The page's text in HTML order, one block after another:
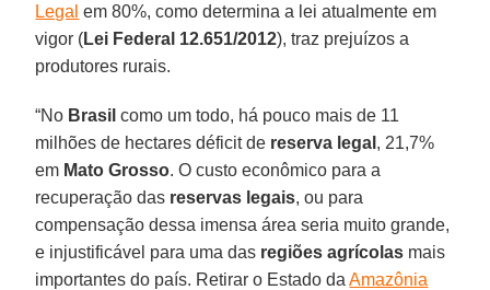
Legal em 80%, como determina a lei atualmente em
vigor (Lei Federal 12.651/2012), traz prejuízos a
produtores rurais.
“No Brasil como um todo, há pouco mais de 11
milhões de hectares déficit de reserva legal , 21,7%
em Mato Grosso. O custo econômico para a
recuperação das reservas legais, ou para
compensação dessa imensa área seria muito grande,
e injustificável para uma das regiões agrícolas mais
importantes do país. Retirar o Estado daAmazônia